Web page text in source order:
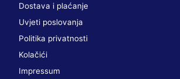
Dostava i plaćanje
Uvjeti poslovanja
Politika privatnosti
Kolačići
Impressum